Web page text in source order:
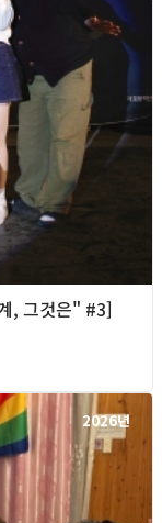
, 그것은" #3]
2026년